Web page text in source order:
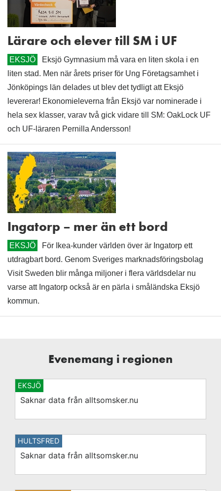
Lärare och elever till SM i UF
EKSJÖ
Eksjö Gymnasium må vara en liten skola i en
liten stad. Men när årets priser för Ung Företagsamhet i
Jönköpings län delades ut blev det tydligt att Eksjö
levererar! Ekonomieleverna från Eksjö var nominerade i
hela sex klasser, varav två gick vidare till SM: OakLock UF
och UF-läraren Pernilla Andersson!
Ingatorp – mer än ett bord
EKSJÖ
För Ikea-kunder världen över är Ingatorp ett
utdragbart bord. Genom Sveriges marknadsföringsbolag
Visit Sweden blir många miljoner i flera världsdelar nu
varse att Ingatorp också är en pärla i småländska Eksjö
kommun.
Evenemang i regionen
EKSJÖ
Saknar data från alltsomsker.nu
HULTSFRED
Saknar data från alltsomsker.nu